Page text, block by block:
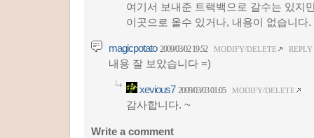
여기서 보내준 트랙백으로 갈수는 있지
이곳으로 올수 있거나, 내용이 없습니다.
magicpotato 2009/03/02 19:52 MODIFY/DELETE REPLY
내용 잘 보았습니다 =)
xevious7 2009/03/03 01:05 MODIFY/DELETE
감사합니다. ~
Write a comment